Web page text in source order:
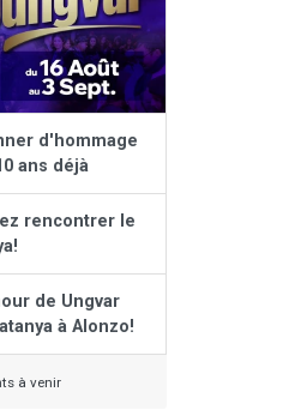
d'hommage
ans déjà
rencontrer le
de Ungvar
à Alonzo!
à venir